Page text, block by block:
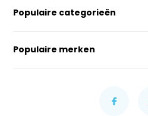
Populaire categorieën
Populaire merken